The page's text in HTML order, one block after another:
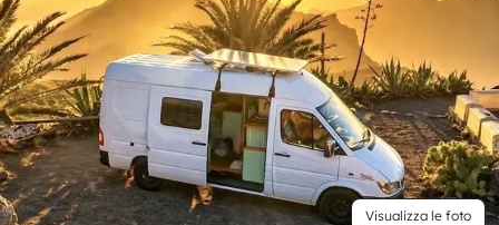
Visualizza le foto